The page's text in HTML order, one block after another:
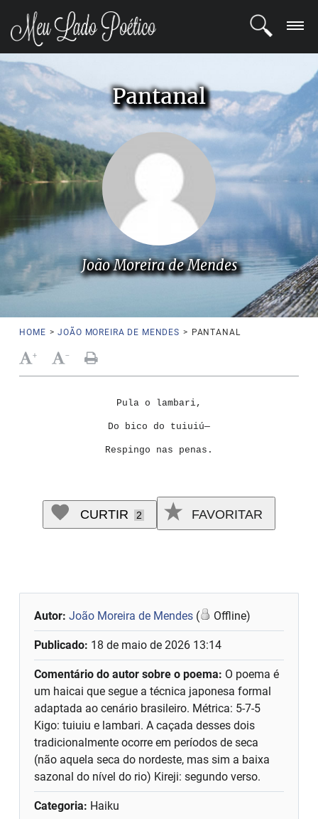
LOGIN
REGISTRO
POETAS
BLOG
COMUNIDADE
Pantanal
João Moreira de Mendes
HOME > JOÃO MOREIRA DE MENDES > PANTANAL
+ -
Pula o lambari,
Do bico do tuiuiú—
Respingo nas penas.
CURTIR 2 FAVORITAR
Autor:João Moreira de Mendes ( Offline)
Publicado: 18 de maio de 2026 13:14
Comentário do autor sobre o poema: O poema é
um haicai que segue a técnica japonesa formal
adaptada ao cenário brasileiro. Métrica: 5-7-5
Kigo: tuiuiu e lambari. A caçada desses dois
tradicionalmente ocorre em períodos de seca
(não aquela seca do nordeste, mas sim a baixa
sazonal do nível do rio) Kireji: segundo verso.
Categoria: Haiku